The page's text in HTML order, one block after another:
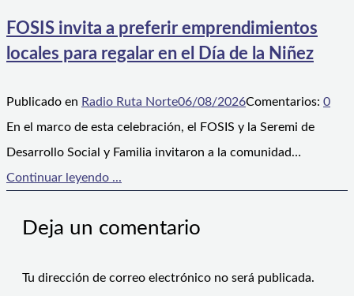
FOSIS invita a preferir emprendimientos
locales para regalar en el Día de la Niñez
Publicado en Radio Ruta Norte06/08/2026Comentarios: 0
En el marco de esta celebración, el FOSIS y la Seremi de
Desarrollo Social y Familia invitaron a la comunidad…
Continuar leyendo ...
Deja un comentario
Tu dirección de correo electrónico no será publicada.